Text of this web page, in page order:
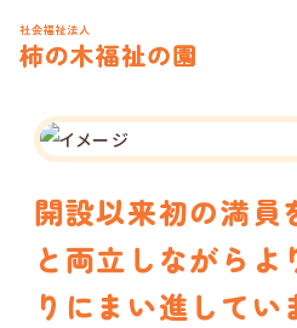
開設以来初の満員
と両立しながらよ
りにまい進してい